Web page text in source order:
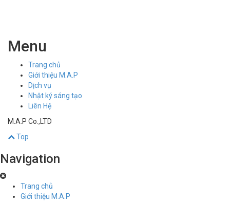
Menu
Trang chủ
Giới thiệu M.A.P
Dịch vụ
Nhật ký sáng tạo
Liên Hệ
M.A.P Co.,LTD
Top
Navigation
Trang chủ
Giới thiệu M.A.P